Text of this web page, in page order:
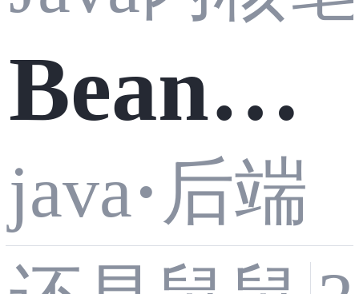
对账算
法
流程串
联
页踩坑
实战：
BeanRe
gistra
java· 后端